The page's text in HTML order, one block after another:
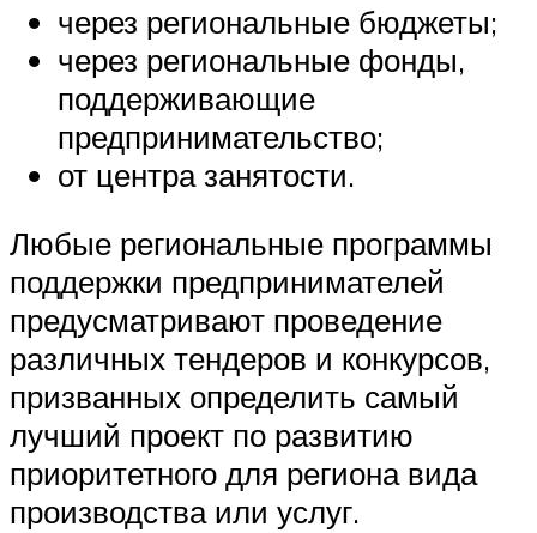
через региональные бюджеты;
через региональные фонды,
поддерживающие
предпринимательство;
от центра занятости.
Любые региональные программы
поддержки предпринимателей
предусматривают проведение
различных тендеров и конкурсов,
призванных определить самый
лучший проект по развитию
приоритетного для региона вида
производства или услуг.